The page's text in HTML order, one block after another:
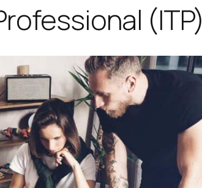
(ITP)